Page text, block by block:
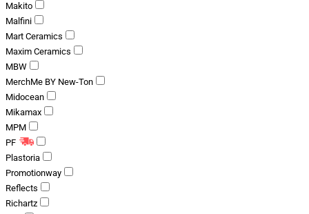
Makito
Malfini
Mart Ceramics
Maxim Ceramics
MBW
MerchMe BY New-Ton
Midocean
Mikamax
MPM
PF
Plastoria
Promotionway
Reflects
Richartz